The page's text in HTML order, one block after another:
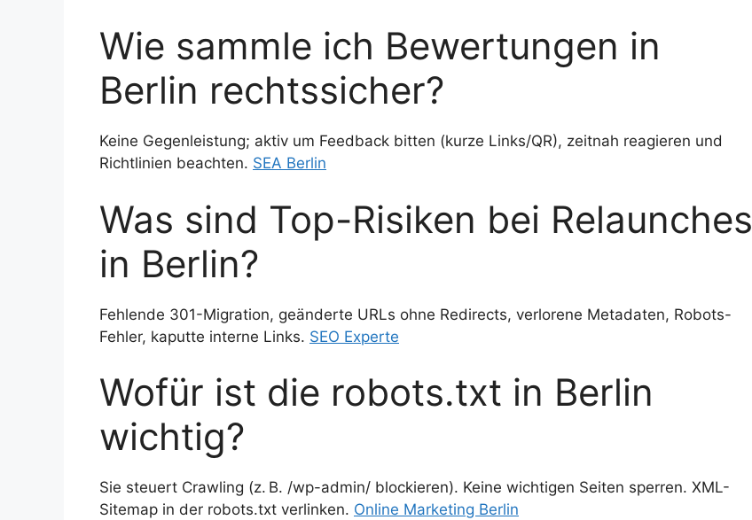
Wie sammle ich Bewertungen in
Berlin rechtssicher?
Keine Gegenleistung; aktiv um Feedback bitten (kurze Links/QR), zeitnah reagieren und
Richtlinien beachten. SEA Berlin
Was sind Top-Risiken bei Relaunches
in Berlin?
Fehlende 301-Migration, geänderte URLs ohne Redirects, verlorene Metadaten, Robots-
Fehler, kaputte interne Links. SEO Experte
Wofür ist die robots.txt in Berlin
wichtig?
Sie steuert Crawling (z. B. /wp-admin/ blockieren). Keine wichtigen Seiten sperren. XML-
Sitemap in der robots.txt verlinken. Online Marketing Berlin